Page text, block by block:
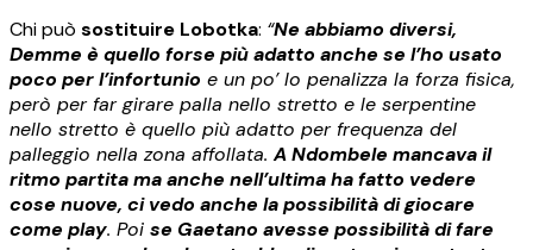
Chi può sostituire Lobotka: “Ne abbiamo diversi,
Demme è quello forse più adatto anche se l’ho usato
poco per l’infortunio e un po’ lo penalizza la forza fisica,
però per far girare palla nello stretto e le serpentine
nello stretto è quello più adatto per frequenza del
palleggio nella zona affollata.A Ndombele mancava il
ritmo partita ma anche nell’ultima ha fatto vedere
cose nuove, ci vedo anche la possibilità di giocare
come play. Poi se Gaetano avesse possibilità di fare